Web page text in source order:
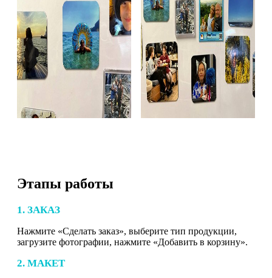
Этапы работы
1. ЗАКАЗ
Нажмите «Сделать заказ», выберите тип продукции,
загрузите фотографии, нажмите «Добавить в корзину».
2. МАКЕТ